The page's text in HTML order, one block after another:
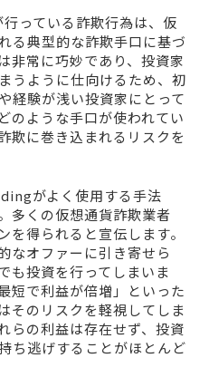
ている詐欺行為は、仮
る典型的な詐欺手口に基づ
非常に巧妙であり、投資家
うように仕向けるため、初
経験が浅い投資家にとって
のような手口が使われてい
欺に巻き込まれるリスクを
がよく使用する手法
多くの仮想通貨詐欺業者
を得られると宣伝します。
なオファーに引き寄せら
も投資を行ってしまいま
短で利益が倍増」といった
そのリスクを軽視してしま
らの利益は存在せず、投資
ち逃げすることがほとんど